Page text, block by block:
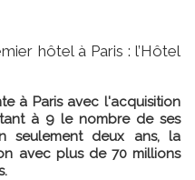
hôtel à Paris : l’Hôtel
à Paris avec l'acquisition
à 9 le nombre de ses
seulement deux ans, la
avec plus de 70 millions